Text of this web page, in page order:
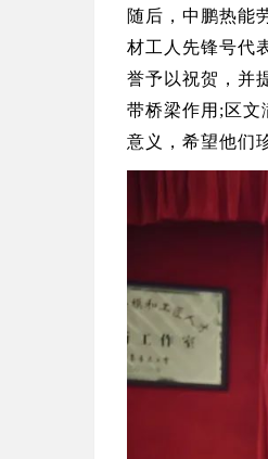
随后，中鹏热能
材工人先锋号代
誉予以祝贺，并
带桥梁作用;区文
意义，希望他们